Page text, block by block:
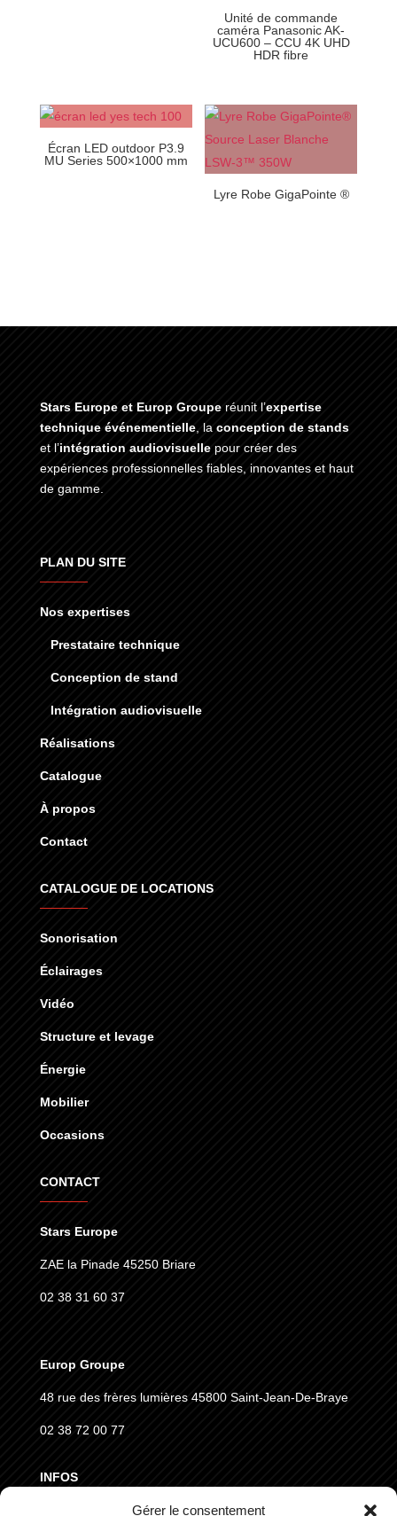
Gérer le consentement
Unité de commande
caméra Panasonic AK-
UCU600 – CCU 4K UHD
HDR fibre
Écran LED outdoor P3.9
MU Series 500×1000 mm
Lyre Robe GigaPointe ®
Stars Europe et Europ Groupe réunit l’expertise
technique événementielle, la conception de stands
et l’intégration audiovisuellepour créer des
expériences professionnelles fiables, innovantes et haut
de gamme.
PLAN DU SITE
Nos expertises
Prestataire technique
Conception de stand
Intégration audiovisuelle
Réalisations
Catalogue
À propos
Contact
CATALOGUE DE LOCATIONS
Sonorisation
Éclairages
Vidéo
Structure et levage
Énergie
Mobilier
Occasions
CONTACT
Stars Europe
ZAE la Pinade 45250 Briare
02 38 31 60 37
Europ Groupe
48 rue des frères lumières 45800 Saint-Jean-De-Braye
02 38 72 00 77
INFOS